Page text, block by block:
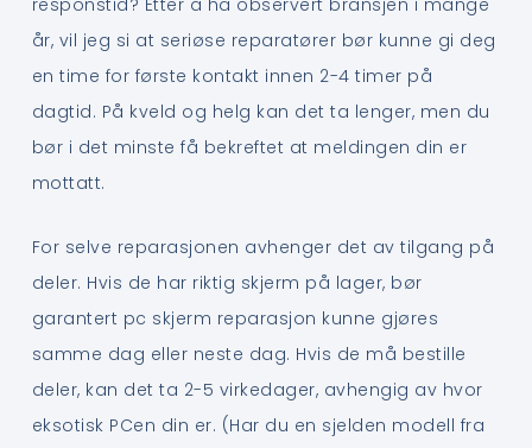
år, vil jeg si at seriøse reparatører bør kunne gi deg
en time for første kontakt innen 2-4 timer på
dagtid. På kveld og helg kan det ta lenger, men du
bør i det minste få bekreftet at meldingen din er
mottatt.
For selve reparasjonen avhenger det av tilgang på
deler. Hvis de har riktig skjerm på lager, bør
garantert pc skjerm reparasjon kunne gjøres
samme dag eller neste dag. Hvis de må bestille
deler, kan det ta 2-5 virkedager, avhengig av hvor
eksotisk PCen din er. (Har du en sjelden modell fra